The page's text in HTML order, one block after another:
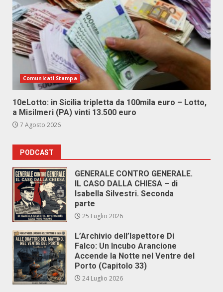
Comunicati Stampa
10eLotto: in Sicilia tripletta da 100mila euro – Lotto,
a Misilmeri (PA) vinti 13.500 euro
7 Agosto 2026
PODCAST
GENERALE CONTRO GENERALE.
IL CASO DALLA CHIESA – di
Isabella Silvestri. Seconda
parte
25 Luglio 2026
L’Archivio dell’Ispettore Di
Falco: Un Incubo Arancione
Accende la Notte nel Ventre del
Porto (Capitolo 33)
24 Luglio 2026